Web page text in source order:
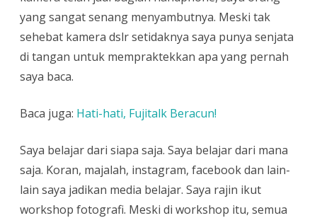
yang sangat senang menyambutnya. Meski tak
sehebat kamera dslr setidaknya saya punya senjata
di tangan untuk mempraktekkan apa yang pernah
saya baca.
Baca juga: Hati-hati, Fujitalk Beracun!
Saya belajar dari siapa saja. Saya belajar dari mana
saja. Koran, majalah, instagram, facebook dan lain-
lain saya jadikan media belajar. Saya rajin ikut
workshop fotografi. Meski di workshop itu, semua